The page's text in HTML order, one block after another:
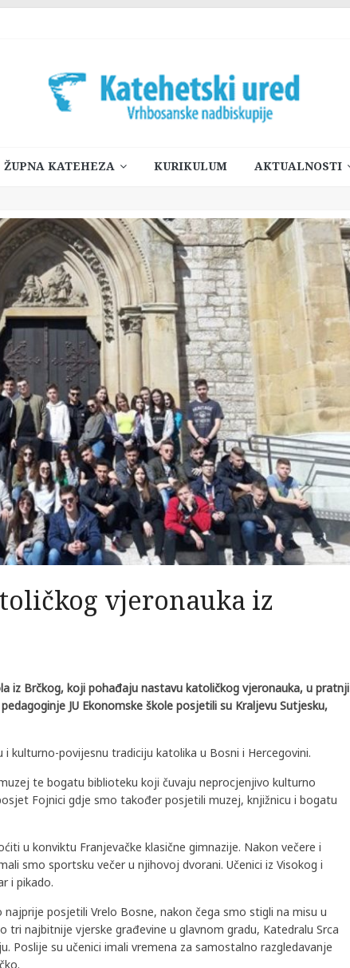
ŽUPNA KATEHEZA KURIKULUM AKTUALNOSTI
vjeronauka iz
iz Brčkog, koji pohađaju nastavu katoličkog vjeronauka, u pratnji
JU Ekonomske škole posjetili su Kraljevu Sutjesku,
kulturno-povijesnu tradiciju katolika u Bosni i Hercegovini.
te bogatu biblioteku koji čuvaju neprocjenjivo kulturno
Fojnici gdje smo također posjetili muzej, knjižnicu i bogatu
u konviktu Franjevačke klasične gimnazije. Nakon večere i
smo sportsku večer u njihovoj dvorani. Učenici iz Visokog i
i pikado.
posjetili Vrelo Bosne, nakon čega smo stigli na misu u
tri najbitnije vjerske građevine u glavnom gradu, Katedralu Srca
Poslije su učenici imali vremena za samostalno razgledavanje